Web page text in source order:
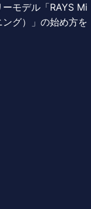
モデル「RAYS Mi
グ）」の始め方を